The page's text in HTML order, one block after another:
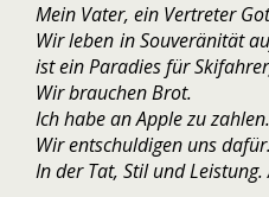
Mein Vater, ein Vertreter
Wir leben in Souveränität
ist ein Paradies für
Wir brauchen Brot.
Ich habe an Apple zu zahlen.
Wir entschuldigen uns dafür.
In der Tat, Stil und Leistung.